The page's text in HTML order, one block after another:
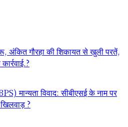
शुरू, अंकित गौरहा की शिकायत से खुली परतें,
मान्यता विवाद: सीबीएसई के नाम पर
?